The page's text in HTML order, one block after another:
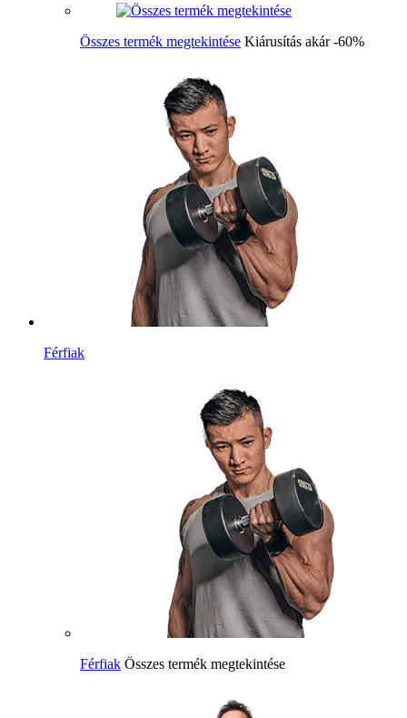
Összes termék megtekintése Kiárusítás akár -60%
Férfiak
Férfiak Összes termék megtekintése